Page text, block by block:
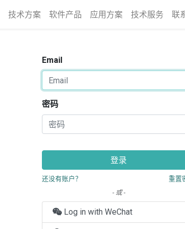
技术方案 软件产品 应用方案 技术服务 联
Email
密码
登录
还没有账户？
重置
- 或 -
Log in with WeChat